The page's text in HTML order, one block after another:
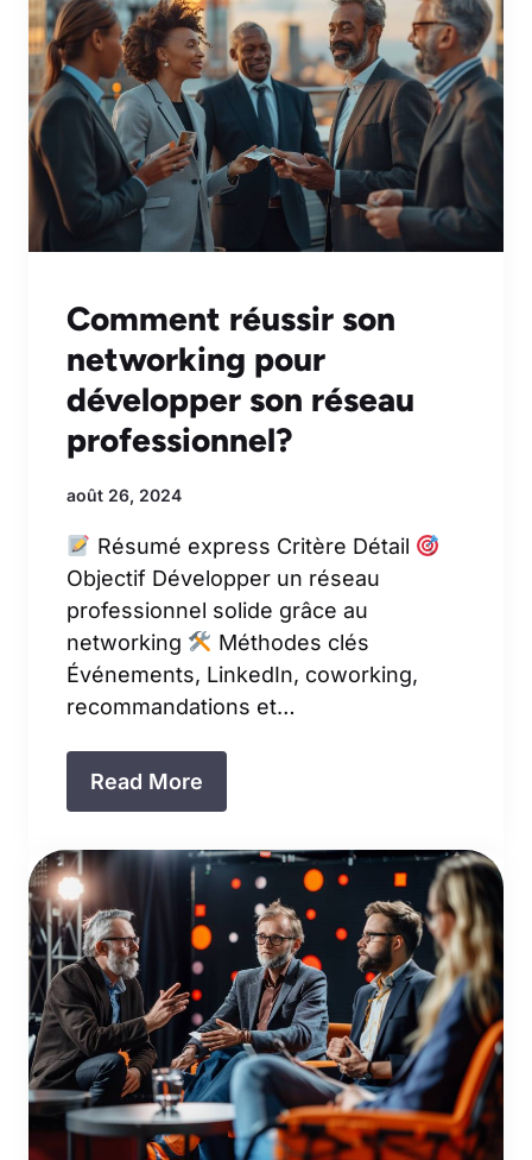
Comment réussir son
networking pour
développer son réseau
professionnel?
août 26, 2024
Résumé express Critère Détail
Objectif Développer un réseau
professionnel solide grâce au
networking
Méthodes clés
Événements, LinkedIn, coworking,
recommandations et…
Read More